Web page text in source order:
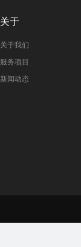
关于
关于我们
服务项目
新闻动态